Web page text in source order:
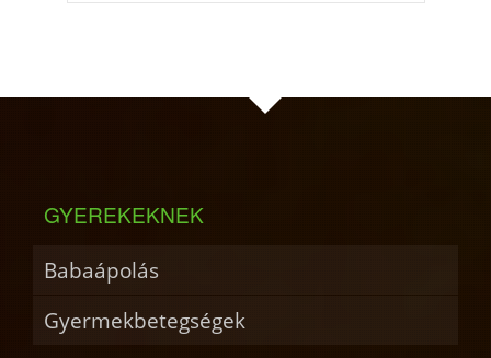
GYEREKEKNEK
Babaápolás
Gyermekbetegségek